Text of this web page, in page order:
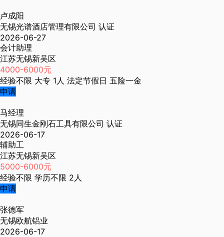
卢成阳
无锡光谱酒店管理有限公司 认证
2026-06-27
会计助理
江苏无锡新吴区
4000-6000元
经验不限 大专 1人 法定节假日 五险一金
申请
马经理
无锡同生金刚石工具有限公司 认证
2026-06-17
辅助工
江苏无锡新吴区
5000-6000元
经验不限 学历不限 2人
申请
张德军
无锡欧航铝业
2026-06-17